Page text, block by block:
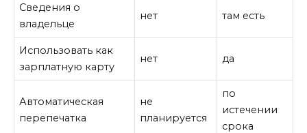
Сведения о
владельце
нет там есть
Использовать как
зарплатную карту
нет да
Автоматическая
перепечатка
не
планируется
по
истечении
срока